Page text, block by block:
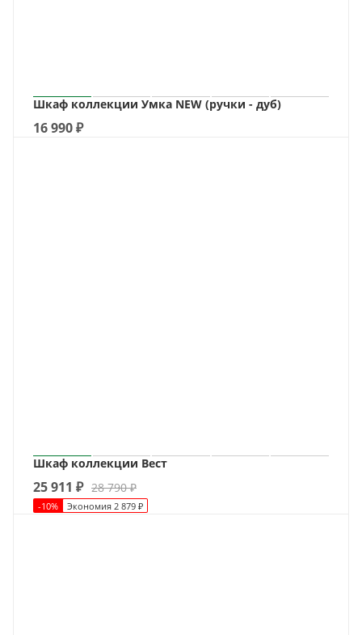
Шкаф коллекции Умка NEW (ручки - дуб)
16 990₽
Шкаф коллекции Вест
25 911 ₽ 28 790₽
-10% Экономия 2 879 ₽